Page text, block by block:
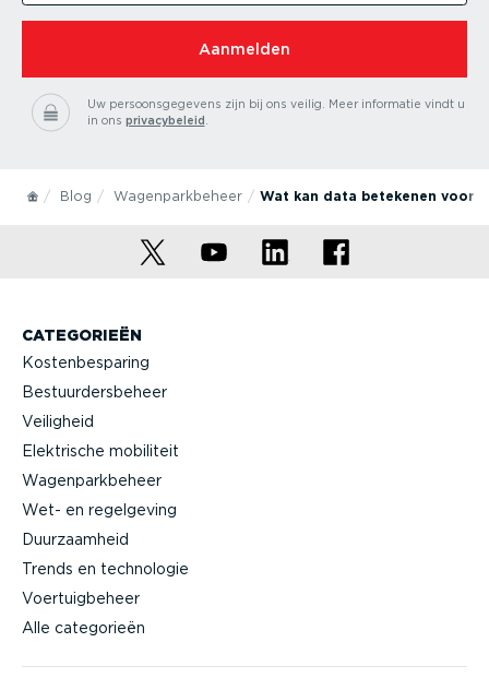
Aanmelden
Uw persoonsgegevens zijn bij ons veilig. Meer informatie vindt u
in ons privacybeleid.
Blog Wagenparkbeheer Wat kan data betekenen voor
CATEGORIEËN
Kostenbesparing
Bestuurdersbeheer
Veiligheid
Elektrische mobiliteit
Wagenparkbeheer
Wet- en regelgeving
Duurzaamheid
Trends en technologie
Voertuigbeheer
Alle categorieën